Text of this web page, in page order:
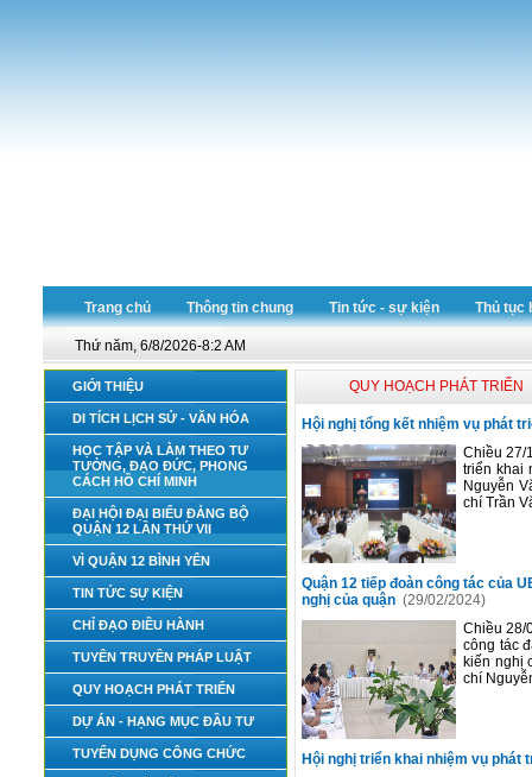
Trang chủ Thông tin chung Tin tức - sự kiện Thủ tục
Thứ năm, 6/8/2026-8:2 AM
GIỚI THIỆU
DI TÍCH LỊCH SỬ - VĂN HÓA
HỌC TẬP VÀ LÀM THEO TƯ
TƯỞNG, ĐẠO ĐỨC, PHONG
CÁCH HỒ CHÍ MINH
ĐẠI HỘI ĐẠI BIỂU ĐẢNG BỘ
QUẬN 12 LẦN THỨ VII
VÌ QUẬN 12 BÌNH YÊN
TIN TỨC SỰ KIỆN
CHỈ ĐẠO ĐIỀU HÀNH
TUYÊN TRUYỀN PHÁP LUẬT
QUY HOẠCH PHÁT TRIỂN
DỰ ÁN - HẠNG MỤC ĐẦU TƯ
TUYỂN DỤNG CÔNG CHỨC
QUY HOẠCH PHÁT TRIỂN
Hội nghị tổng kết nhiệm vụ phát
Chiều 27/
triển khai
Nguyễn
chí Trần
Quận 12 tiếp đoàn công tác của
nghị của quận (29/02/2024)
Chiều 28/
công tác
kiến nghị
chí
Hội nghị triển khai nhiệm vụ phát